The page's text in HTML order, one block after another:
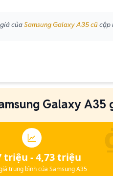
củaSamsung Galaxy A35 cũ cập
Galaxy A35
triệu - 4,73 triệu
trung bình của Samsung A35